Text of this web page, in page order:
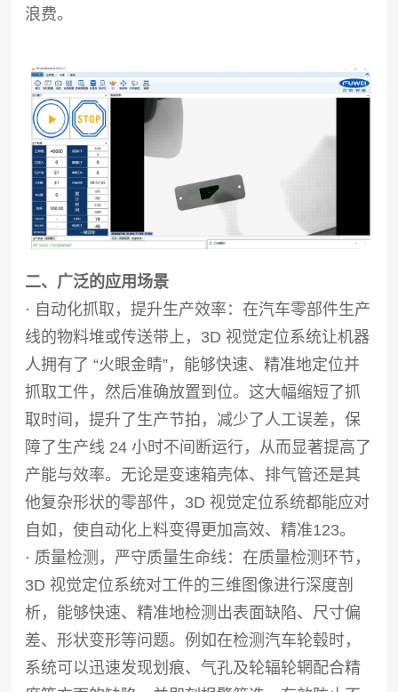
浪费。
二、广泛的应用场景
· 自动化抓取，提升生产效率：在汽车零部件生产
线的物料堆或传送带上，3D 视觉定位系统让机器
人拥有了 “火眼金睛”，能够快速、精准地定位并
抓取工件，然后准确放置到位。这大幅缩短了抓
取时间，提升了生产节拍，减少了人工误差，保
障了生产线 24 小时不间断运行，从而显著提高了
产能与效率。无论是变速箱壳体、排气管还是其
他复杂形状的零部件，3D 视觉定位系统都能应对
自如，使自动化上料变得更加高效、精准123。
· 质量检测，严守质量生命线：在质量检测环节，
3D 视觉定位系统对工件的三维图像进行深度剖
析，能够快速、精准地检测出表面缺陷、尺寸偏
差、形状变形等问题。例如在检测汽车轮毂时，
系统可以迅速发现划痕、气孔及轮辐轮辋配合精